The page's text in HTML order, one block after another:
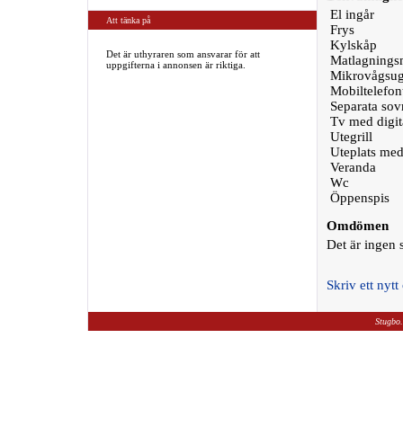
Att tänka på
Det är uthyraren som ansvarar för att
uppgifterna i annonsen är riktiga.
El ingår
Frys
Kylskåp
Separata
Tv med
Utegrill
Uteplats
Veranda
Wc
Öppenspis
Omdömen
Det är ingen
Skriv ett nytt